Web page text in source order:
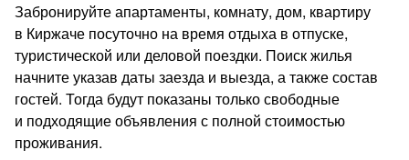
Забронируйте апартаменты, комнату, дом, квартиру
в Киржаче посуточно на время отдыха в отпуске,
туристической или деловой поездки. Поиск жилья
начните указав даты заезда и выезда, а также состав
гостей. Тогда будут показаны только свободные
и подходящие объявления с полной стоимостью
проживания.